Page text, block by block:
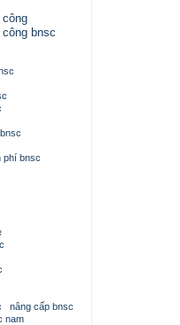
công
bnsc
phí bnsc
nâng cấp bnsc
nam